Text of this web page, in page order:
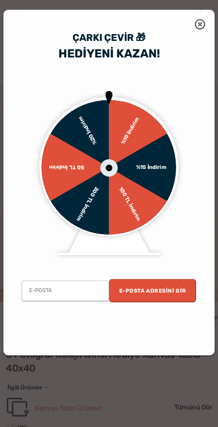
ÇARKI ÇEVIR 🎁
HEDİYENİ KAZAN!
%10 İndirim
%15 İndirim
100 TL İndirim
200 TL İndirim
50 TL İndirim
%20 İndirim
E-POSTA ADRESINI GIR
Yılbaşı
3 Fotoğraf Kolajlı İsimli Hediye Kanvas Tablo -
40x40
İlgili Ürünler
Kanvas Tablo Ürünleri Tümünü Gör